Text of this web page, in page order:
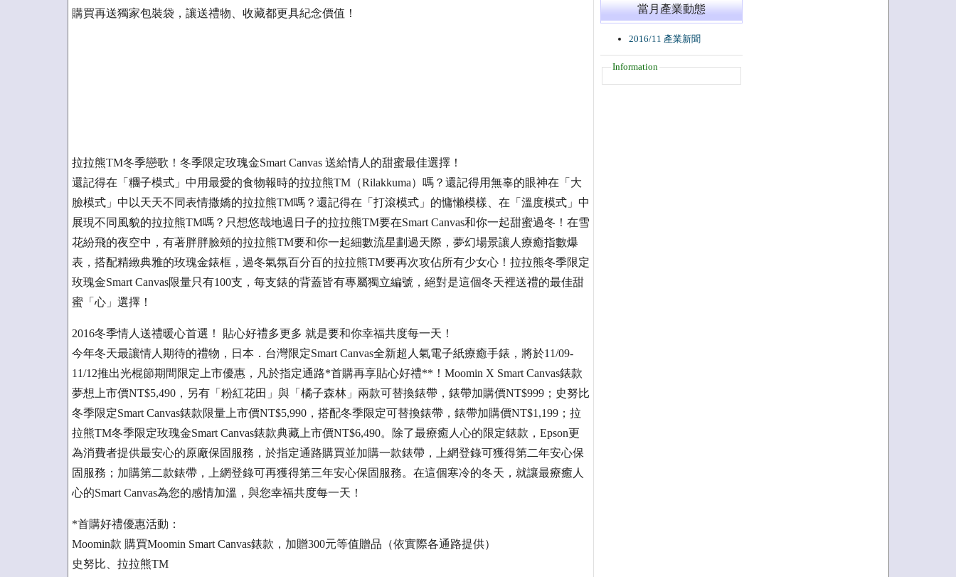
購買再送獨家包裝袋，讓送禮物、收藏都更具紀念價值！
拉拉熊TM冬季戀歌！冬季限定玫瑰金Smart Canvas 送給情人的甜蜜最佳選擇！
還記得在「糰子模式」中用最愛的食物報時的拉拉熊TM（Rilakkuma）嗎？還記得用無辜的眼神在「大
臉模式」中以天天不同表情撒嬌的拉拉熊TM嗎？還記得在「打滾模式」的慵懶模樣、在「溫度模式」中
展現不同風貌的拉拉熊TM嗎？只想悠哉地過日子的拉拉熊TM要在Smart Canvas和你一起甜蜜過冬！在雪
花紛飛的夜空中，有著胖胖臉頰的拉拉熊TM要和你一起細數流星劃過天際，夢幻場景讓人療癒指數爆
表，搭配精緻典雅的玫瑰金錶框，過冬氣氛百分百的拉拉熊TM要再次攻佔所有少女心！拉拉熊冬季限定
玫瑰金Smart Canvas限量只有100支，每支錶的背蓋皆有專屬獨立編號，絕對是這個冬天裡送禮的最佳甜
蜜「心」選擇！
2016冬季情人送禮暖心首選！ 貼心好禮多更多 就是要和你幸福共度每一天！
今年冬天最讓情人期待的禮物，日本．台灣限定Smart Canvas全新超人氣電子紙療癒手錶，將於11/09-
11/12推出光棍節期間限定上市優惠，凡於指定通路*首購再享貼心好禮**！Moomin X Smart Canvas錶款
夢想上市價NT$5,490，另有「粉紅花田」與「橘子森林」兩款可替換錶帶，錶帶加購價NT$999；史努比
冬季限定Smart Canvas錶款限量上市價NT$5,990，搭配冬季限定可替換錶帶，錶帶加購價NT$1,199；拉
拉熊TM冬季限定玫瑰金Smart Canvas錶款典藏上市價NT$6,490。除了最療癒人心的限定錶款，Epson更
為消費者提供最安心的原廠保固服務，於指定通路購買並加購一款錶帶，上網登錄可獲得第二年安心保
固服務；加購第二款錶帶，上網登錄可再獲得第三年安心保固服務。在這個寒冷的冬天，就讓最療癒人
心的Smart Canvas為您的感情加溫，與您幸福共度每一天！
*首購好禮優惠活動：
Moomin款 購買Moomin Smart Canvas錶款，加贈300元等值贈品（依實際各通路提供）
史努比、拉拉熊TM
當月產業動態
2016/11 產業新聞
Information